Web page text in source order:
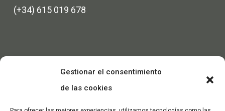
Gestionar el consentimiento
de las cookies
(+34) 615 019 678